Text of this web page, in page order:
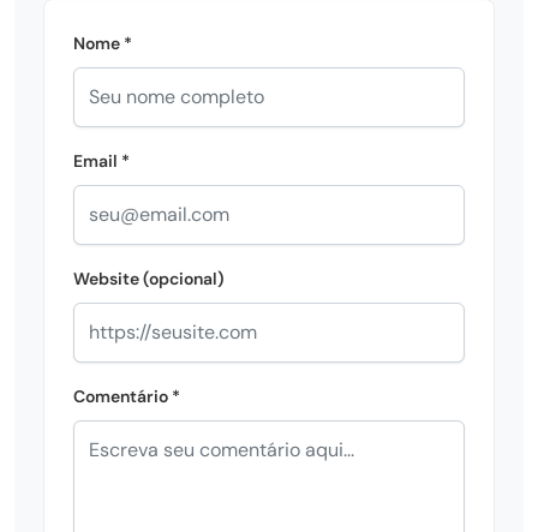
Nome *
Email *
Website (opcional)
Comentário *